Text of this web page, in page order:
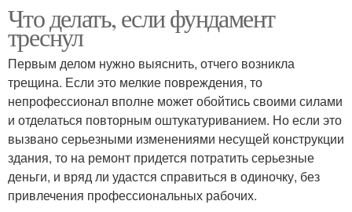
Что делать, если фундамент
треснул
Первым делом нужно выяснить, отчего возникла
трещина. Если это мелкие повреждения, то
непрофессионал вполне может обойтись своими силами
и отделаться повторным оштукатуриванием. Но если это
вызвано серьезными изменениями несущей конструкции
здания, то на ремонт придется потратить серьезные
деньги, и вряд ли удастся справиться в одиночку, без
привлечения профессиональных рабочих.